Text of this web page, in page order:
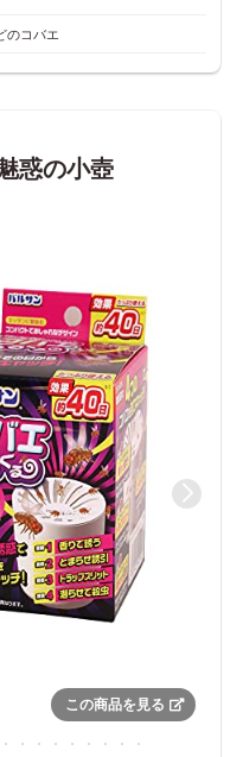
のコバエ
惑の小壺
この商品を見る